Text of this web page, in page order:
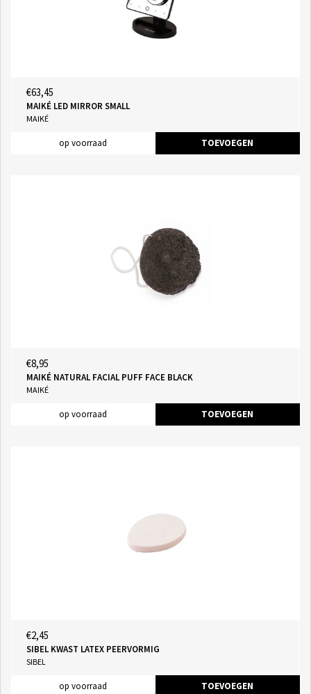
€63,45
MAIKÉ LED MIRROR SMALL
MAIKÉ
op voorraad TOEVOEGEN
€8,95
MAIKÉ NATURAL FACIAL PUFF FACE BLACK
MAIKÉ
op voorraad TOEVOEGEN
€2,45
SIBEL KWAST LATEX PEERVORMIG
SIBEL
op voorraad TOEVOEGEN